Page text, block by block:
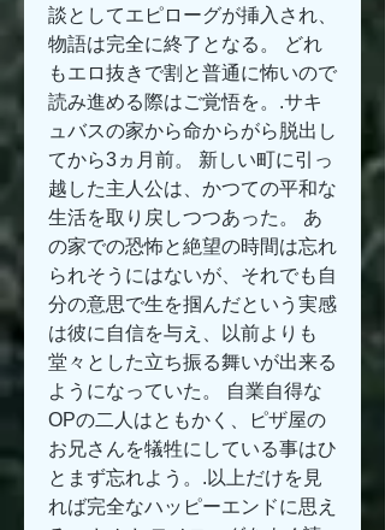
談としてエピローグが挿入され、
物語は完全に終了となる。 どれ
もエロ抜きで割と普通に怖いので
読み進める際はご覚悟を。.サキ
ュバスの家から命からがら脱出し
てから3ヵ月前。 新しい町に引っ
越した主人公は、かつての平和な
生活を取り戻しつつあった。 あ
の家での恐怖と絶望の時間は忘れ
られそうにはないが、それでも自
分の意思で生を掴んだという実感
は彼に自信を与え、以前よりも
堂々とした立ち振る舞いが出来る
ようになっていた。 自業自得な
OPの二人はともかく、ピザ屋の
お兄さんを犠牲にしている事はひ
とまず忘れよう。.以上だけを見
れば完全なハッピーエンドに思え